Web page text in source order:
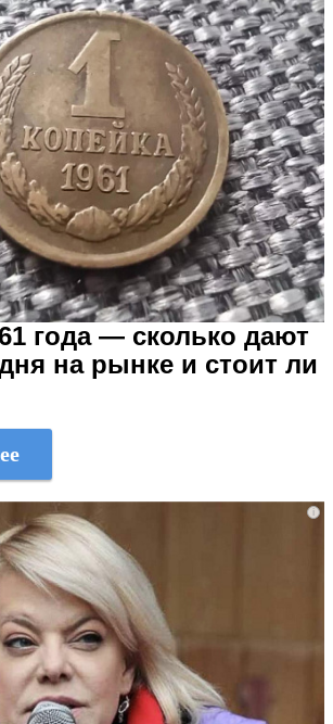
года — сколько дают
на рынке и стоит ли
i